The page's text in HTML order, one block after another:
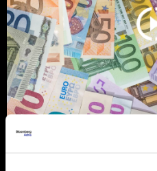
Vlasnik